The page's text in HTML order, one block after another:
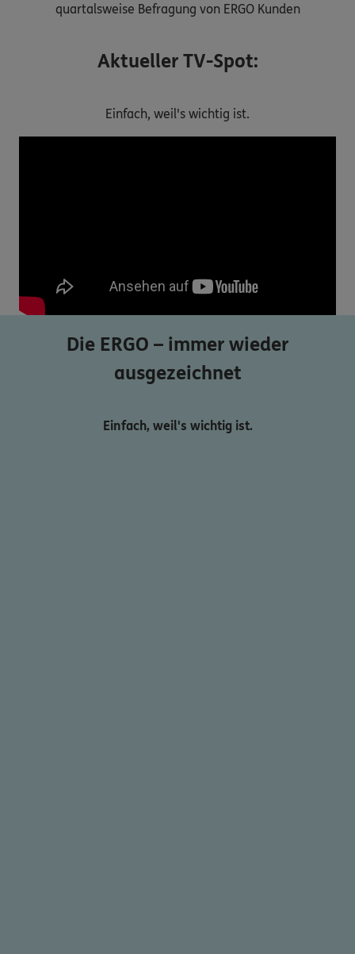
quartalsweise Befragung von ERGO Kunden
Aktueller TV-Spot:
Einfach, weil's wichtig ist.
Die ERGO – immer wieder
ausgezeichnet
Einfach, weil's wichtig ist.